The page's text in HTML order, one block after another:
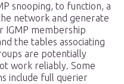
snooping, to function, a
network and generate
IGMP membership
the tables associating
are potentially
work reliably. Some
include full querier